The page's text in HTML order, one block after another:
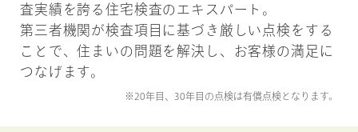
査実績を誇る住宅検査のエキスパート。
第三者機関が検査項目に基づき厳しい点検をする
ことで、住まいの問題を解決し、お客様の満足に
つなげます。
※20年目、30年目の点検は有償点検となります。